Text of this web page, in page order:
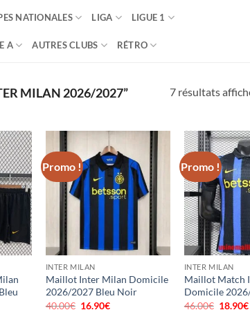
NATIONALES LIGA LIGUE 1
A AUTRES CLUBS RÉTRO
MILAN 2026/2027” 7 résultats
Promo !
INTER MILAN
Maillot Inter Milan Domicile
2026/2027 Bleu Noir
40.00€ Le
16.90€
Promo !
INTER MILAN
Maillot Match
Domicile
46.00€ Le
18.90€